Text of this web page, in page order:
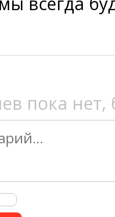
пока нет,